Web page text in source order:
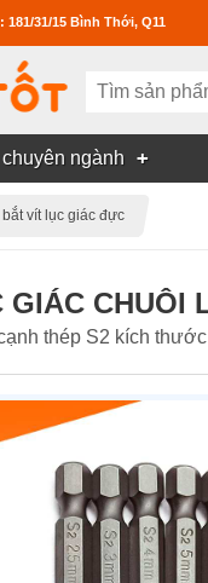
181/31/15 Bình Thới, Q11
ngành
vít lục giác đực
CHUÔI
thép S2 kích